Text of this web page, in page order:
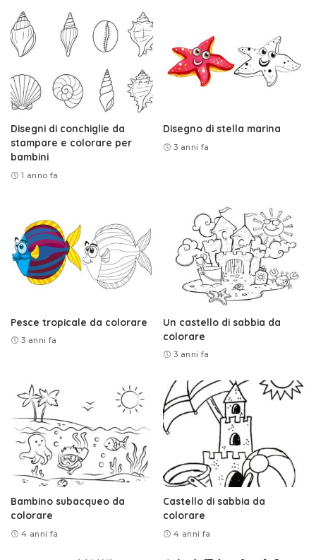
Disegni di conchiglie da
stampare e colorare per
bambini
1 anno fa
Disegno di stella marina
3 anni fa
Pesce tropicale da colorare
3 anni fa
Un castello di sabbia da
colorare
3 anni fa
Bambino subacqueo da
colorare
4 anni fa
Castello di sabbia da
colorare
4 anni fa